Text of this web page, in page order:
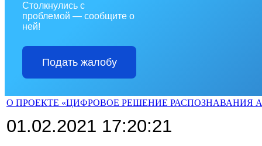
Столкнулись с
проблемой — сообщите о
ней!
Подать жалобу
О ПРОЕКТЕ «ЦИФРОВОЕ РЕШЕНИЕ РАСПОЗНАВАНИЯ
01.02.2021 17:20:21